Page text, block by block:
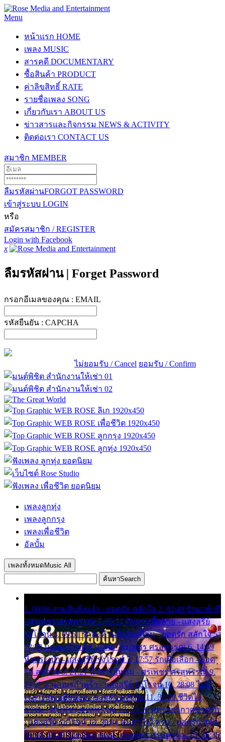
Menu
หน้าแรก HOME
เพลง MUSIC
สารคดี DOCUMENTARY
ซื้อสินค้า PRODUCT
ค่าลิขสิทธิ์ RATE
รายชื่อเพลง SONG
เกี่ยวกับเรา ABOUT US
ข่าวสารและกิจกรรม NEWS & ACTIVITY
ติดต่อเรา CONTACT US
สมาชิก MEMBER
ลืมรหัสผ่านFORGOT PASSWORD
เข้าสู่ระบบ LOGIN
หรือ
สมัครสมาชิก / REGISTER
Login with Facebook
x
ลืมรหัสผ่าน | Forget Password
กรอกอีเมลของคุณ : EMAIL
รหัสยืนยัน : CAPCHA
ไม่ยอมรับ / Cancel ยอมรับ / Confirm
เพลงลูกทุ่ง
เพลงลูกกรุง
เพลงเพื่อชีวิต
อัลบั้ม
เพลงทั้งหมด Music All
ค้นหาSearch
1. 00:00 สามสิบยังแจ๋ว - ยอดรัก สลักใจ 2. 02:49 รักมาห้าปี
- ศรเพชร ศรสุพรรณ 3. 05:57 รักสาวเสื้อลาย - แสงสุรีย์
รุ่งโรจน์ 4. 09:51 รักสะท้านดินสะเทือน - ยอดรัก สลักใจ 5.
12:23 มอเตอร์ไซค์ทำหล่น - ศรเพชร ศรสุพรรณ 6. 14:49
หิ้วกระเป๋า - แสงสุรีย์ รุ่งโรจน์ 7. 17:57 รักเผื่อเลือก - ยอด
รัก สลักใจ 8. 21:21 น้ำตาไอ้หนุ่ม - ศรเพชร ศรสุพรรณ 9.
24:27 สามเณรกำพร้า - แสงสุรีย์ รุ่งโรจน์ 10. 28:08 ไม่มี
เวลาไปหาเมียน้อย - ยอดรัก สลักใจ 11. 31:29 ชีวิตไอ้
ธรรม - ศรเพชร ศรสุพรรณ 12. 35:26 ทหารอากาศขาดรัก
- แสงสุรีย์ รุ่งโรจน์ 13. 39:01 คนหัวใจโทรม - ยอดรัก สลัก
ใจ 14. 42:49 ไอ้หวังตายแน่ - ศรเพชร ศรสุพรรณ 15. 46:35